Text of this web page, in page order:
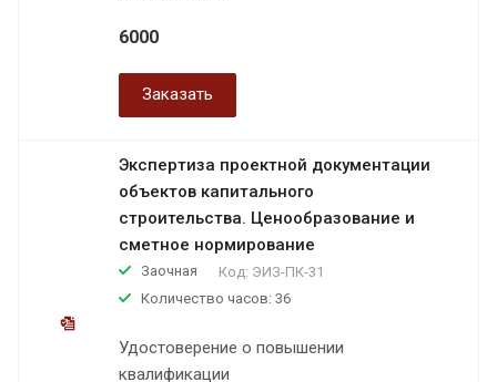
6000
Заказать
Экспертиза проектной документации
объектов капитального
строительства. Ценообразование и
сметное нормирование
Заочная Код: ЭИЗ-ПК-31
Количество часов: 36
Удостоверение о повышении
квалификации